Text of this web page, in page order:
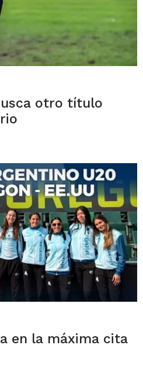
otro título
en la máxima cita